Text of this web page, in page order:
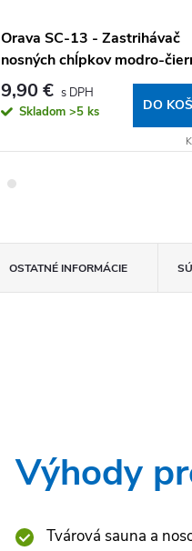
Orava SC-13 - Zastrihávač
nosných chĺpkov modro-
9,90 €
Skladom >5 ks DO
OSTATNÉ INFORMÁCIE
Výhody
Tvárová sauna a